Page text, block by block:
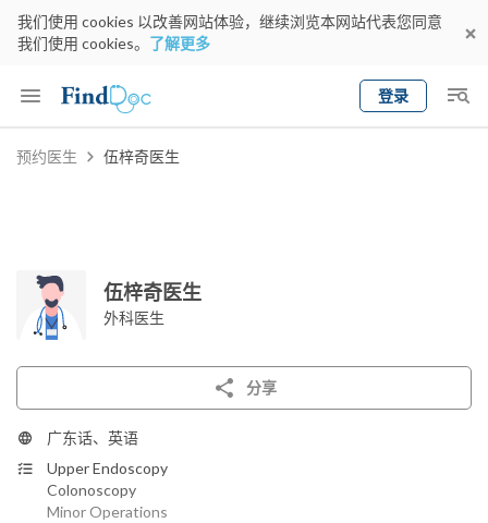
我们使用 cookies 以改善网站体验，继续浏览本网站代表您同意
我们使用 cookies。 了解更多
登录
Keyword
预约医生 伍梓奇医生
伍梓奇医生
外科医生
分享
广东话、英语
Upper Endoscopy
Colonoscopy
Minor Operations